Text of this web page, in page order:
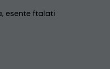
esente ftalati